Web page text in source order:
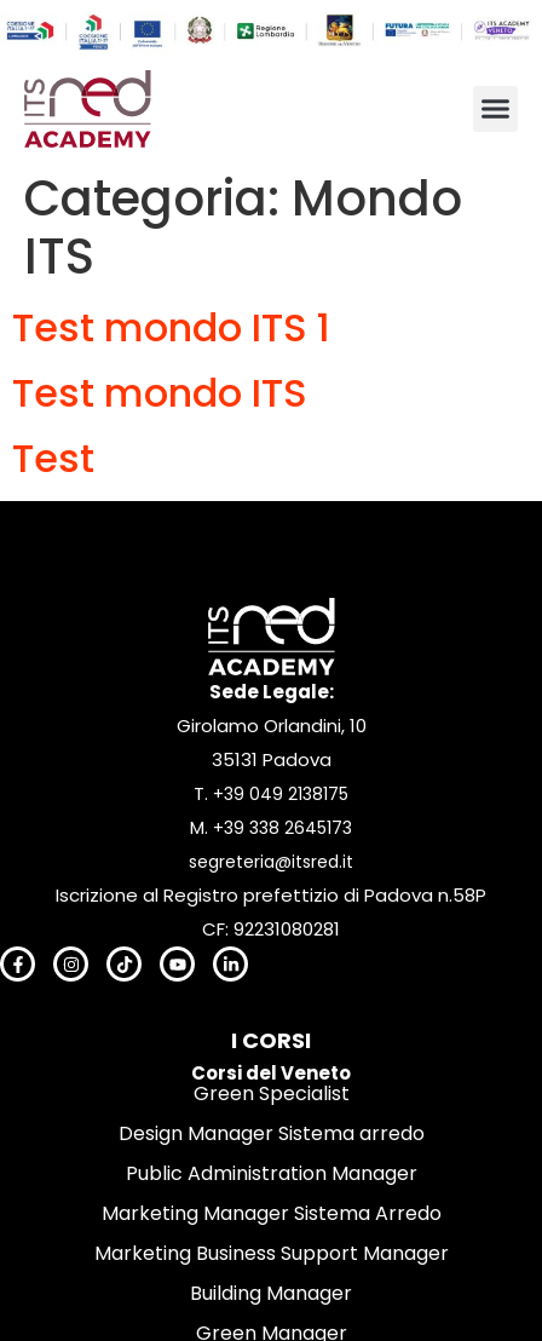
Categoria: Mondo
ITS
Test mondo ITS 1
Test mondo ITS
Test
Sede Legale:
Girolamo Orlandini, 10
35131 Padova
T. +39 049 2138175
M. +39 338 2645173
segreteria@itsred.it
Iscrizione al Registro prefettizio di Padova n.58P
CF: 92231080281
I CORSI
Corsi del Veneto
Green Specialist
Design Manager Sistema arredo
Public Administration Manager
Marketing Manager Sistema Arredo
Marketing Business Support Manager
Building Manager
Green Manager